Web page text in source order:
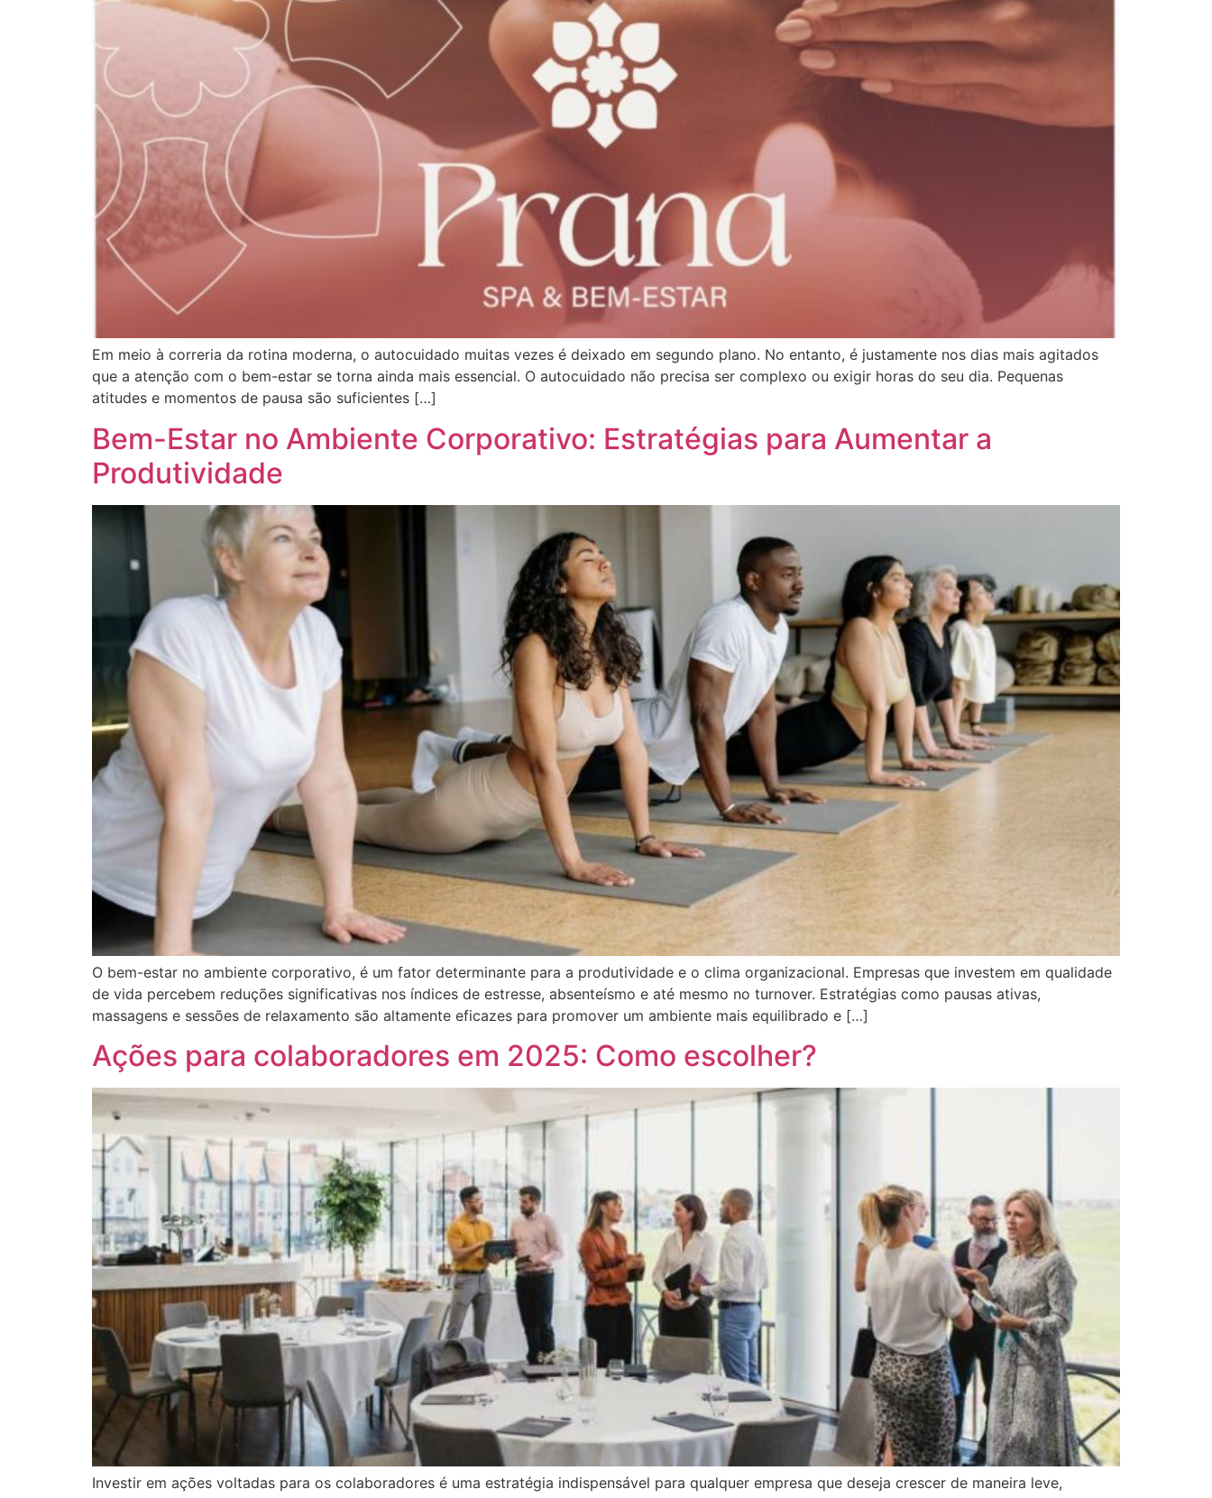
Em meio à correria da rotina moderna, o autocuidado muitas vezes é deixado em segundo plano. No entanto, é justamente nos dias mais agitados
que a atenção com o bem-estar se torna ainda mais essencial. O autocuidado não precisa ser complexo ou exigir horas do seu dia. Pequenas
atitudes e momentos de pausa são suficientes […]
Bem-Estar no Ambiente Corporativo: Estratégias para Aumentar a
Produtividade
O bem-estar no ambiente corporativo, é um fator determinante para a produtividade e o clima organizacional. Empresas que investem em qualidade
de vida percebem reduções significativas nos índices de estresse, absenteísmo e até mesmo no turnover. Estratégias como pausas ativas,
massagens e sessões de relaxamento são altamente eficazes para promover um ambiente mais equilibrado e […]
Ações para colaboradores em 2025: Como escolher?
Investir em ações voltadas para os colaboradores é uma estratégia indispensável para qualquer empresa que deseja crescer de maneira leve,